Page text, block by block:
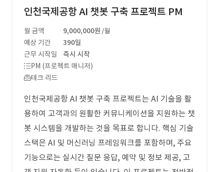
인천국제공항 AI 챗봇 구축 프로젝트 PM
월 금액 9,000,000원 /월
예상 기간
390일
근무 시작일
즉시 시작
PM (프로젝트 매니저)
테크 리드
인천국제공항 AI 챗봇 구축 프로젝트는 AI 기술을 활
용하여 고객과의 원활한 커뮤니케이션을 지원하는 챗
봇 시스템을 개발하는 것을 목표로 합니다. 핵심 기술
스택은 AI 및 머신러닝 프레임워크를 포함하며, 주요
기능으로는 실시간 질문 응답, 예약 및 정보 제공, 고